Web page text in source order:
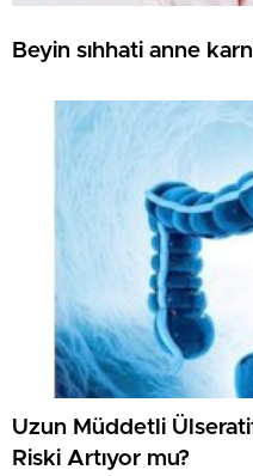
Beyin sıhhati anne
Uzun Müddetli
Riski Artıyor mu?